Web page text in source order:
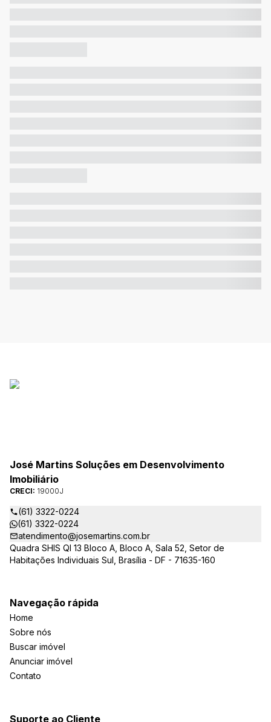
José Martins Soluções em Desenvolvimento
Imobiliário
CRECI: 19000J
(61) 3322-0224
(61) 3322-0224
atendimento@josemartins.com.br
Quadra SHIS QI 13 Bloco A, Bloco A, Sala 52, Setor de
Habitações Individuais Sul, Brasília - DF - 71635-160
Navegação rápida
Home
Sobre nós
Buscar imóvel
Anunciar imóvel
Contato
Suporte ao Cliente